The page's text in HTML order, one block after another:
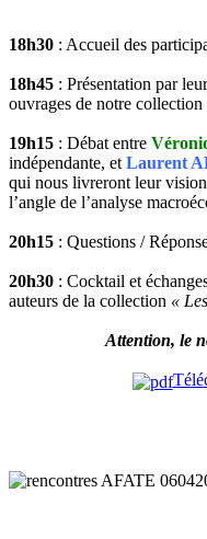
18h30 : Accueil des
18h45 : Présentation par
ouvrages de notre collection
19h15 : Débat entre
indépendante, etLaurent
qui nous livreront leur
l’angle de l’analyse
20h15 : Questions /
20h30 : Cocktail et
auteurs de la collection «
Attention, le